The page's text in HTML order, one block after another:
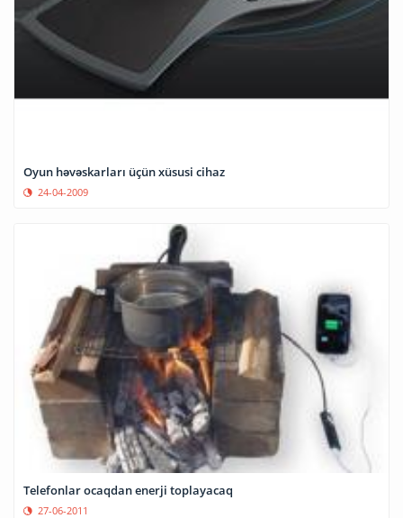
Oyun həvəskarları üçün xüsusi cihaz
24-04-2009
Telefonlar ocaqdan enerji toplayacaq
27-06-2011